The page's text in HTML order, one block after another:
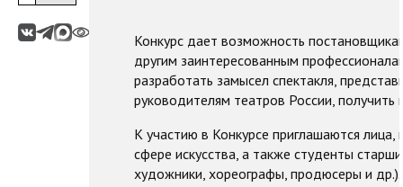
Конкурс дает возможность
другим заинтересованным
разработать замысел спектакля,
руководителям театров России, получить
К участию в Конкурсе приглашаются
сфере искусства, а также студенты
художники, хореографы, продюсеры и